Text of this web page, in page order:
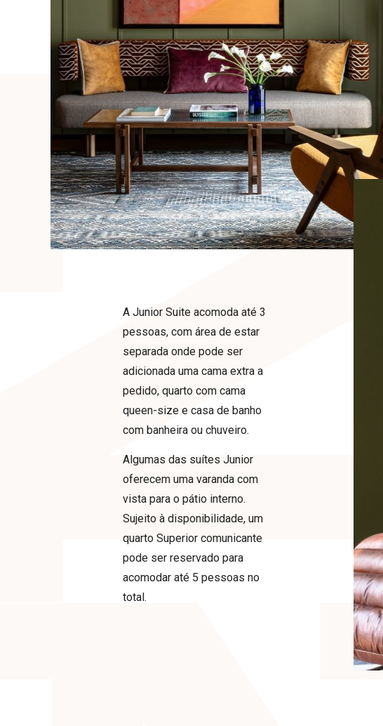
A Junior Suite acomoda até 3
pessoas, com área de estar
separada onde pode ser
adicionada uma cama extra a
pedido, quarto com cama
queen-size e casa de banho
com banheira ou chuveiro.
Algumas das suítes Junior
oferecem uma varanda com
vista para o pátio interno.
Sujeito à disponibilidade, um
quarto Superior comunicante
pode ser reservado para
acomodar até 5 pessoas no
total.